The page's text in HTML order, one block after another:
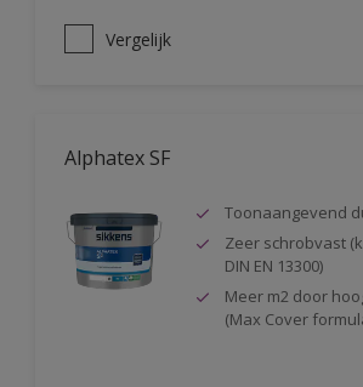
Vergelijk
Alphatex SF
Toonaangevend
Zeer schrobvast
DIN EN 13300)
Meer m2 door
(Max Cover